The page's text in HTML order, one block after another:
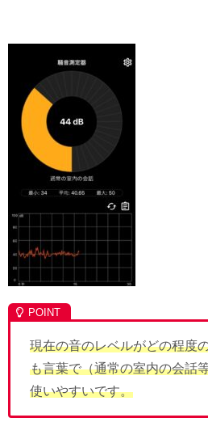
現在の音のレベルがどの程度
も言葉で（通常の室内の会話
使いやすいです。